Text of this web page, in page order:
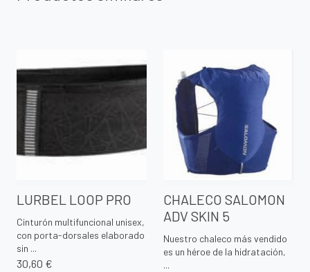
LURBEL LOOP PRO
Cinturón multifuncional unisex,
con porta-dorsales elaborado
sin ...
30,60 €
CHALECO SALOMON
ADV SKIN 5
Nuestro chaleco más vendido
es un héroe de la hidratación,
...